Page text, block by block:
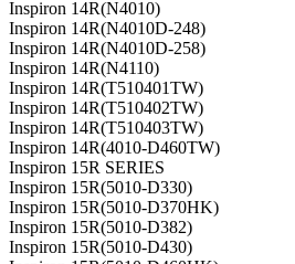
Inspiron 14R(N4010)
Inspiron 14R(N4010D-248)
Inspiron 14R(N4010D-258)
Inspiron 14R(N4110)
Inspiron 14R(T510401TW)
Inspiron 14R(T510402TW)
Inspiron 14R(T510403TW)
Inspiron 14R(4010-D460TW)
Inspiron 15R SERIES
Inspiron 15R(5010-D330)
Inspiron 15R(5010-D370HK)
Inspiron 15R(5010-D382)
Inspiron 15R(5010-D430)